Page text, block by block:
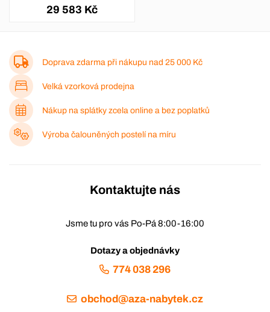
29 583 Kč
Doprava zdarma při nákupu nad 25 000 Kč
Velká vzorková prodejna
Nákup na splátky zcela online a bez poplatků
Výroba čalouněných postelí na míru
Kontaktujte nás
Jsme tu pro vás Po-Pá 8:00-16:00
Dotazy a objednávky
774 038 296
obchod@aza-nabytek.cz